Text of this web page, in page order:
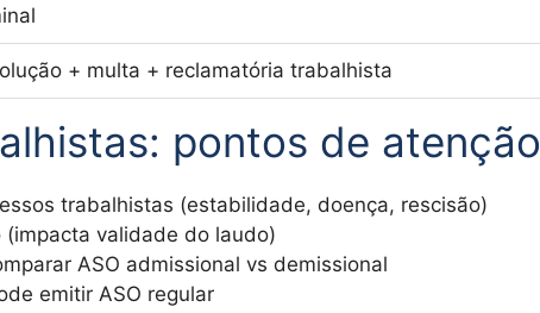
+ multa + reclamatória trabalhista
pontos de atenção
trabalhistas (estabilidade, doença, rescisão)
(impacta validade do laudo)
ASO admissional vs demissional
emitir ASO regular